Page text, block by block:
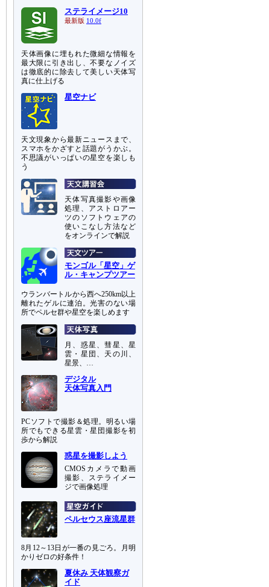
ステライメージ10
最新版 10.0f
天体画像に埋もれた微細な情報を
最大限に引き出し、不要なノイズ
は徹底的に除去して美しい天体写
真に仕上げる
星空ナビ
天文現象から最新ニュースまで、
スマホをかざすと話題がうかぶ。
不思議がいっぱいの星空を楽しも
う
天体写真撮影や画像
処理、アストロアー
ツのソフトウェアの
使いこなし方法など
をオンラインで解説
モンゴル「星空」ゲ
ル・キャンプツアー
ウランバートルから西へ250km以上
離れたゲルに連泊。光害のない場
所でペルセ群や星空を楽しめます
月、惑星、彗星、星
雲・星団、天の川、
星景、…
デジタル
天体写真入門
PCソフトで撮影＆処理。明るい場
所でもできる星雲・星団撮影を初
歩から解説
惑星を撮影しよう
CMOSカメラで動画
撮影、ステライメー
ジで画像処理
ペルセウス座流星群
8月12～13日が一番の見ごろ。月明
かりゼロの好条件！
夏休み 天体観察ガ
イド